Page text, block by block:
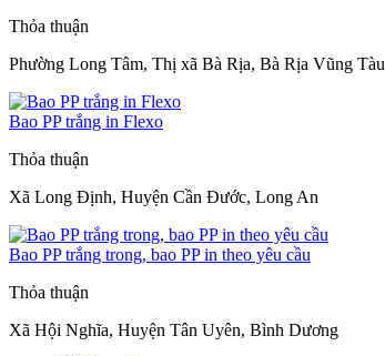
Thỏa thuận
Phường Long Tâm, Thị xã Bà Rịa, Bà Rịa Vũng Tàu
Bao PP trắng in Flexo
Thỏa thuận
Xã Long Định, Huyện Cần Đước, Long An
Bao PP trắng trong, bao PP in theo yêu cầu
Thỏa thuận
Xã Hội Nghĩa, Huyện Tân Uyên, Bình Dương